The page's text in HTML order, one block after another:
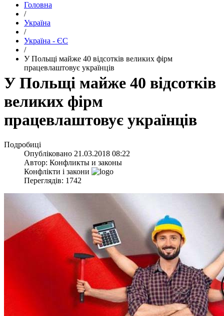
Головна
/
Україна
/
Україна - ЄС
/
​У Польщі майже 40 відсотків великих фірм
працевлаштовує українців
​У Польщі майже 40 відсотків
великих фірм
працевлаштовує українців
Подробиці
Опубліковано 21.03.2018 08:22
Автор: Конфликты и законы
Конфлікти і закони
Переглядів: 1742